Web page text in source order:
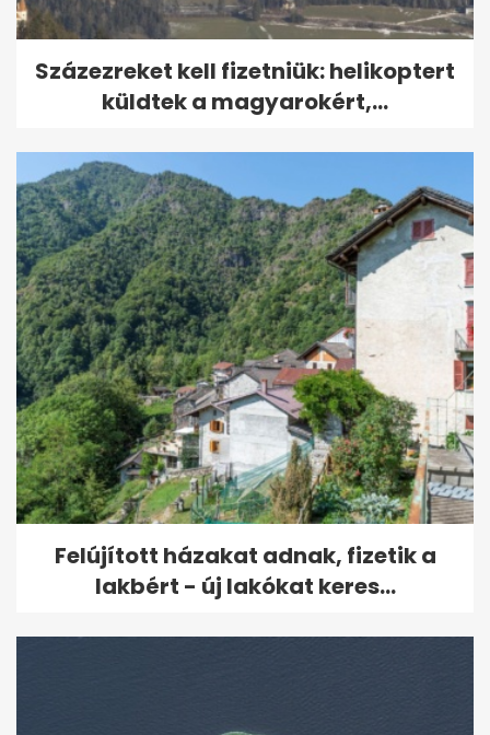
Százezreket kell fizetniük: helikoptert
küldtek a magyarokért,...
Felújított házakat adnak, fizetik a
lakbért - új lakókat keres...